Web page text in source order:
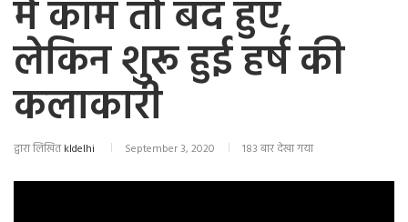
में काम तो बंद हुए,
लेकिन शुरू हुई हर्ष की
कलाकारी
द्वारा लिखितkldelhi September 3, 2020 183 बार देखा गया